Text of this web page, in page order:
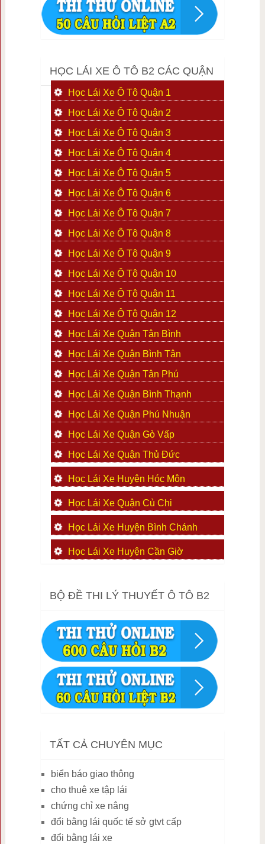
HỌC LÁI XE Ô TÔ B2 CÁC QUẬN
Học Lái Xe Ô Tô Quận 1
Học Lái Xe Ô Tô Quận 2
Học Lái Xe Ô Tô Quận 3
Học Lái Xe Ô Tô Quận 4
Học Lái Xe Ô Tô Quận 5
Học Lái Xe Ô Tô Quận 6
Học Lái Xe Ô Tô Quận 7
Học Lái Xe Ô Tô Quận 8
Học Lái Xe Ô Tô Quận 9
Học Lái Xe Ô Tô Quận 10
Học Lái Xe Ô Tô Quận 11
Học Lái Xe Ô Tô Quận 12
Học Lái Xe Quận Tân Bình
Học Lái Xe Quận Bình Tân
Học Lái Xe Quận Tân Phú
Học Lái Xe Quận Bình Thạnh
Học Lái Xe Quận Phú Nhuận
Học Lái Xe Quận Gò Vấp
Học Lái Xe Quận Thủ Đức
Học Lái Xe Huyện Hóc Môn
Học Lái Xe Quận Củ Chi
Học Lái Xe Huyện Bình Chánh
Học Lái Xe Huyện Cần Giờ
BỘ ĐỀ THI LÝ THUYẾT Ô TÔ B2
TẤT CẢ CHUYÊN MỤC
biển báo giao thông
cho thuê xe tập lái
chứng chỉ xe nâng
đổi bằng lái quốc tế sở gtvt cấp
đổi bằng lái xe